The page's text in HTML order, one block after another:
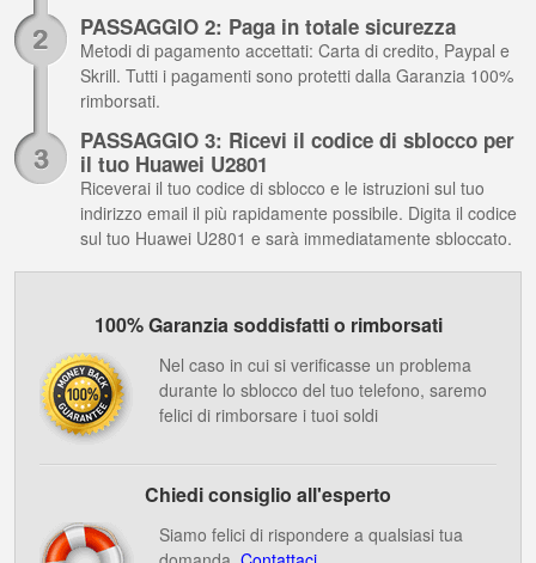
PASSAGGIO 2: Paga in totale sicurezza
Metodi di pagamento accettati: Carta di credito, Paypal e
Skrill. Tutti i pagamenti sono protetti dalla Garanzia 100%
rimborsati.
PASSAGGIO 3: Ricevi il codice di sblocco per
il tuo Huawei U2801
Riceverai il tuo codice di sblocco e le istruzioni sul tuo
indirizzo email il più rapidamente possibile. Digita il codice
sul tuo Huawei U2801 e sarà immediatamente sbloccato.
100% Garanzia soddisfatti o rimborsati
Nel caso in cui si verificasse un problema
durante lo sblocco del tuo telefono, saremo
felici di rimborsare i tuoi soldi
Chiedi consiglio all'esperto
Siamo felici di rispondere a qualsiasi tua